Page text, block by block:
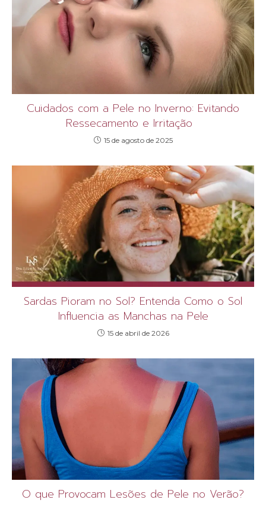
Cuidados com a Pele no Inverno: Evitando
Ressecamento e Irritação
15 de agosto de 2025
Sardas Pioram no Sol? Entenda Como o Sol
Influencia as Manchas na Pele
15 de abril de 2026
O que Provocam Lesões de Pele no Verão?